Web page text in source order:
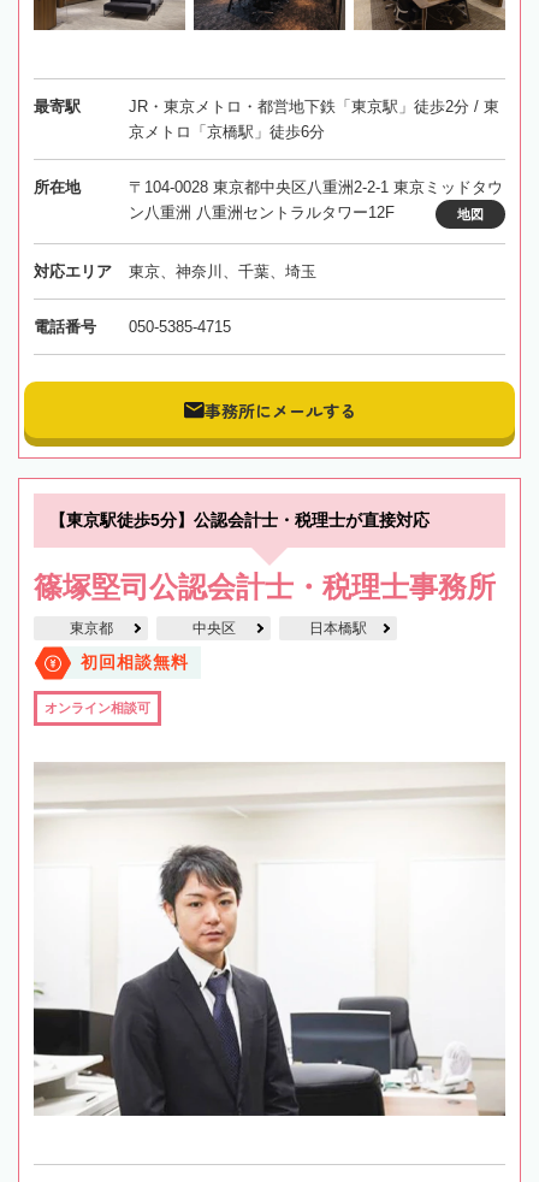
最寄駅
JR・東京メトロ・都営地下鉄「東京駅」徒歩2分 / 東
京メトロ「京橋駅」徒歩6分
所在地
〒104-0028 東京都中央区八重洲2-2-1 東京ミッドタウ
ン八重洲 八重洲セントラルタワー12F
地図
対応エリア 東京、神奈川、千葉、埼玉
電話番号 050-5385-4715
事務所にメールする
【東京駅徒歩5分】公認会計士・税理士が直接対応
篠塚堅司公認会計士・税理士事務所
東京都 中央区 日本橋駅
初回相談無料
オンライン相談可